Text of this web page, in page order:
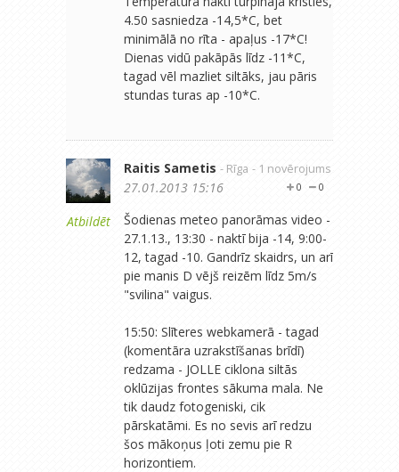
4.50 sasniedza -14,5*C, bet
minimālā no rīta - apaļus -17*C!
Dienas vidū pakāpās līdz -11*C,
tagad vēl mazliet siltāks, jau pāris
stundas turas ap -10*C.
Atbildēt
Raitis Sametis - Rīga - 1 novērojums
0
0
27.01.2013 15:16
Šodienas meteo panorāmas video -
27.1.13., 13:30 - naktī bija -14, 9:00-
12, tagad -10. Gandrīz skaidrs, un arī
pie manis D vējš reizēm līdz 5m/s
"svilina" vaigus.
15:50: Slīteres webkamerā - tagad
(komentāra uzrakstīšanas brīdī)
redzama - JOLLE ciklona siltās
oklūzijas frontes sākuma mala. Ne
tik daudz fotogeniski, cik
pārskatāmi. Es no sevis arī redzu
šos mākoņus ļoti zemu pie R
horizontiem.